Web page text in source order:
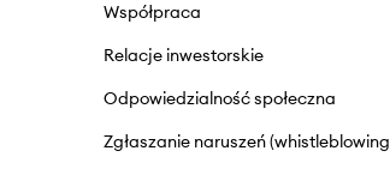
Współpraca
Relacje inwestorskie
Odpowiedzialność społeczna
Zgłaszanie naruszeń